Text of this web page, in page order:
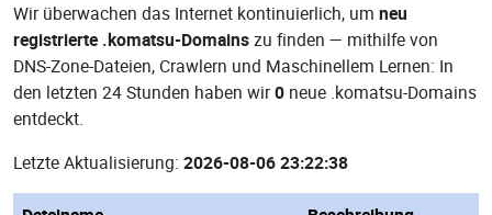
Wir überwachen das Internet kontinuierlich, um neu
registrierte .komatsu-Domainszu finden — mithilfe von
DNS-Zone-Dateien, Crawlern und Maschinellem Lernen: In
den letzten 24 Stunden haben wir0 neue .komatsu-Domains
entdeckt.
Letzte Aktualisierung: 2026-08-06 23:22:38